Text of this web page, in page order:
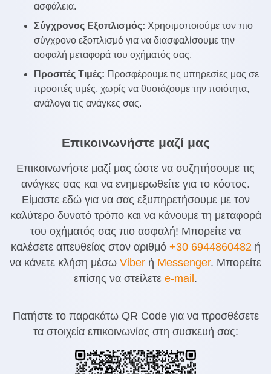
ασφάλεια.
Σύγχρονος Εξοπλισμός: Χρησιμοποιούμε τον πιο
σύγχρονο εξοπλισμό για να διασφαλίσουμε την
ασφαλή μεταφορά του οχήματός σας.
Προσιτές Τιμές: Προσφέρουμε τις υπηρεσίες μας σε
προσιτές τιμές, χωρίς να θυσιάζουμε την ποιότητα,
ανάλογα τις ανάγκες σας.
Επικοινωνήστε μαζί μας
Επικοινωνήστε μαζί μας ώστε να συζητήσουμε τις
ανάγκες σας και να ενημερωθείτε για το κόστος.
Είμαστε εδώ για να σας εξυπηρετήσουμε με τον
καλύτερο δυνατό τρόπο και να κάνουμε τη μεταφορά
του οχήματός σας πιο ασφαλή! Μπορείτε να
καλέσετε απευθείας στον αριθμό +30 6944860482ή
να κάνετε κλήση μέσω Viber ή Messenger. Μπορείτε
επίσης να στείλετε e-mail .
Πατήστε το παρακάτω QR Code για να προσθέσετε
τα στοιχεία επικοινωνίας στη συσκευή σας: